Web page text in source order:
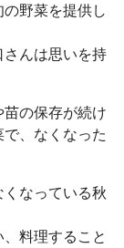
の野菜を提供し
んは思いを持
苗の保存が続け
、なくなった
なっている秋
料理すること